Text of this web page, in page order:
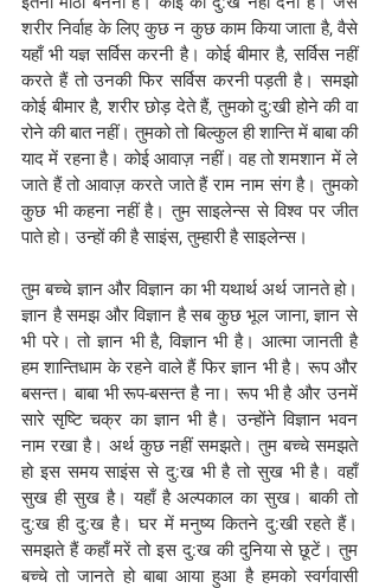
शरीर निर्वाह के लिए कुछ न कुछ काम किया जाता है, वैसे
यहाँ भी यज्ञ सर्विस करनी है। कोई बीमार है, सर्विस नहीं
करते हैं तो उनकी फिर सर्विस करनी पड़ती है। समझो
कोई बीमार है, शरीर छोड़ देते हैं, तुमको दु:खी होने की वा
रोने की बात नहीं। तुमको तो बिल्कुल ही शान्ति में बाबा की
याद में रहना है। कोई आवाज़ नहीं। वह तो शमशान में ले
जाते हैं तो आवाज़ करते जाते हैं राम नाम संग है। तुमको
कुछ भी कहना नहीं है। तुम साइलेन्स से विश्व पर जीत
पाते हो। उन्हों की है साइंस, तुम्हारी है साइलेन्स।
तुम बच्चे ज्ञान और विज्ञान का भी यथार्थ अर्थ जानते हो।
ज्ञान है समझ और विज्ञान है सब कुछ भूल जाना, ज्ञान से
भी परे। तो ज्ञान भी है, विज्ञान भी है। आत्मा जानती है
हम शान्तिधाम के रहने वाले हैं फिर ज्ञान भी है। रूप और
बसन्त। बाबा भी रूप-बसन्त है ना। रूप भी है और उनमें
सारे सृष्टि चक्र का ज्ञान भी है। उन्होंने विज्ञान भवन
नाम रखा है। अर्थ कुछ नहीं समझते। तुम बच्चे समझते
हो इस समय साइंस से दु:ख भी है तो सुख भी है। वहाँ
सुख ही सुख है। यहाँ है अल्पकाल का सुख। बाकी तो
दु:ख ही दु:ख है। घर में मनुष्य कितने दु:खी रहते हैं।
समझते हैं कहाँ मरें तो इस दु:ख की दुनिया से छूटें। तुम
बच्चे तो जानते हो बाबा आया हुआ है हमको स्वर्गवासी